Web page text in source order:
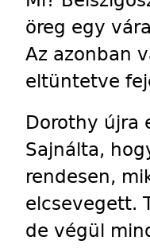
öreg egy
Az azonban
eltüntetve
Dorothy újra
Sajnálta,
rendesen,
elcsevegett.
de végül